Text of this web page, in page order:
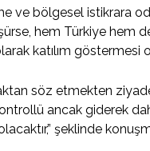
ve bölgesel istikrara
hem Türkiye hem
katılım
söz etmekten
ancak giderek
şeklinde